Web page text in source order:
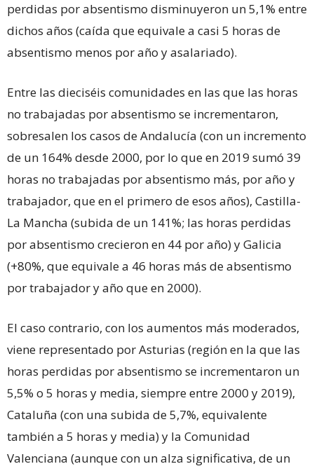
perdidas por absentismo disminuyeron un 5,1% entre
dichos años (caída que equivale a casi 5 horas de
absentismo menos por año y asalariado).
Entre las dieciséis comunidades en las que las horas
no trabajadas por absentismo se incrementaron,
sobresalen los casos de Andalucía (con un incremento
de un 164% desde 2000, por lo que en 2019 sumó 39
horas no trabajadas por absentismo más, por año y
trabajador, que en el primero de esos años), Castilla-
La Mancha (subida de un 141%; las horas perdidas
por absentismo crecieron en 44 por año) y Galicia
(+80%, que equivale a 46 horas más de absentismo
por trabajador y año que en 2000).
El caso contrario, con los aumentos más moderados,
viene representado por Asturias (región en la que las
horas perdidas por absentismo se incrementaron un
5,5% o 5 horas y media, siempre entre 2000 y 2019),
Cataluña (con una subida de 5,7%, equivalente
también a 5 horas y media) y la Comunidad
Valenciana (aunque con un alza significativa, de un